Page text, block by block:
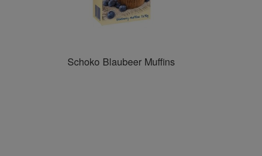
Schoko Blaubeer Muffins